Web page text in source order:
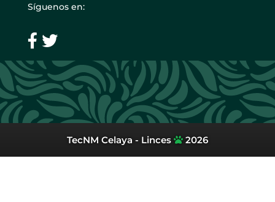
Síguenos en:
TecNM Celaya - Linces 2026